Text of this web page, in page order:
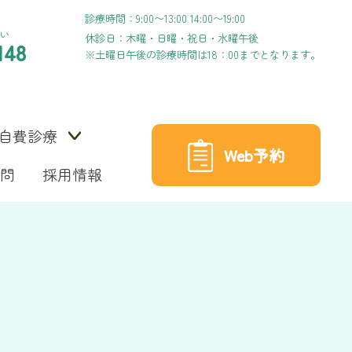
診療時間：9:00〜13:00 14:00〜19:00
休診日：木曜・日曜・祝日・水曜午後
※土曜日午後の診療時間は18：00までとなります。
Web予約
費診療
採用情報